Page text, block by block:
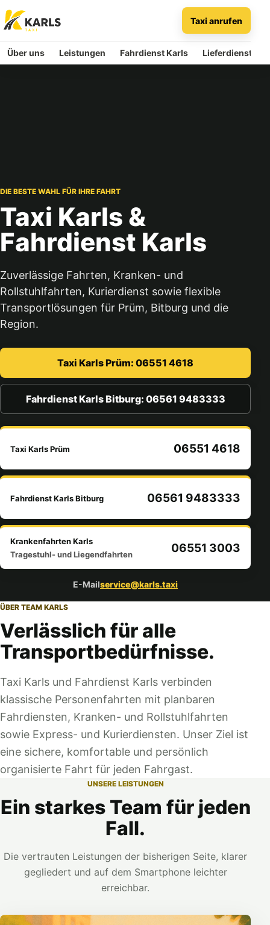
Taxi
Taxi anrufen
Über uns Leistungen Fahrdienst Karls Lieferdienst
DIE BESTE WAHL FÜR IHRE FAHRT
Taxi Karls &
Fahrdienst Karls
Zuverlässige Fahrten, Kranken- und
Rollstuhlfahrten, Kurierdienst sowie flexible
Transportlösungen für Prüm, Bitburg und die
Region.
Taxi Karls Prüm: 06551 4618
Fahrdienst Karls Bitburg: 06561 9483333
Taxi Karls Prüm 06551 4618
Fahrdienst Karls Bitburg 06561 9483333
Krankenfahrten Karls
Tragestuhl- und Liegendfahrten
06551 3003
E-Mailservice@karls.taxi
ÜBER TEAM KARLS
Verlässlich für alle
Transportbedürfnisse.
Taxi Karls und Fahrdienst Karls verbinden
klassische Personenfahrten mit planbaren
Fahrdiensten, Kranken- und Rollstuhlfahrten
sowie Express- und Kurierdiensten. Unser Ziel ist
eine sichere, komfortable und persönlich
organisierte Fahrt für jeden Fahrgast.
UNSERE LEISTUNGEN
Ein starkes Team für jeden
Fall.
Die vertrauten Leistungen der bisherigen Seite, klarer
gegliedert und auf dem Smartphone leichter
erreichbar.